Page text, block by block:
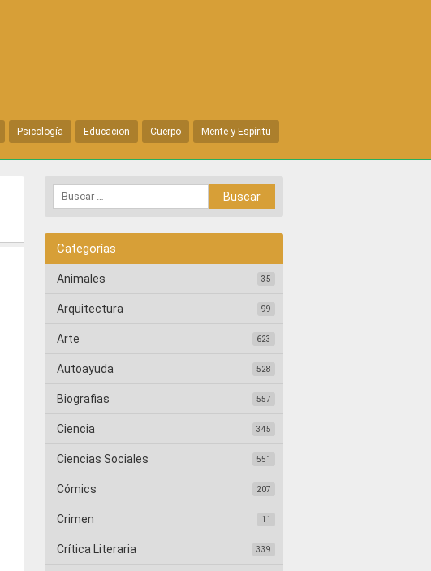
Psicología Educacion Cuerpo Mente y Espíritu
Categorías
Animales 35
Arquitectura 99
Arte 623
Autoayuda 528
Biografias 557
Ciencia 345
Ciencias Sociales 551
Cómics 207
Crimen 11
Crítica Literaria 339